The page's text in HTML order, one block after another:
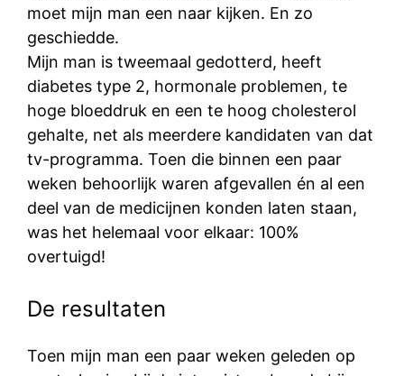
moet mijn man een naar kijken. En zo
geschiedde.
Mijn man is tweemaal gedotterd, heeft
diabetes type 2, hormonale problemen, te
hoge bloeddruk en een te hoog cholesterol
gehalte, net als meerdere kandidaten van dat
tv-programma. Toen die binnen een paar
weken behoorlijk waren afgevallen én al een
deel van de medicijnen konden laten staan,
was het helemaal voor elkaar: 100%
overtuigd!
De resultaten
Toen mijn man een paar weken geleden op